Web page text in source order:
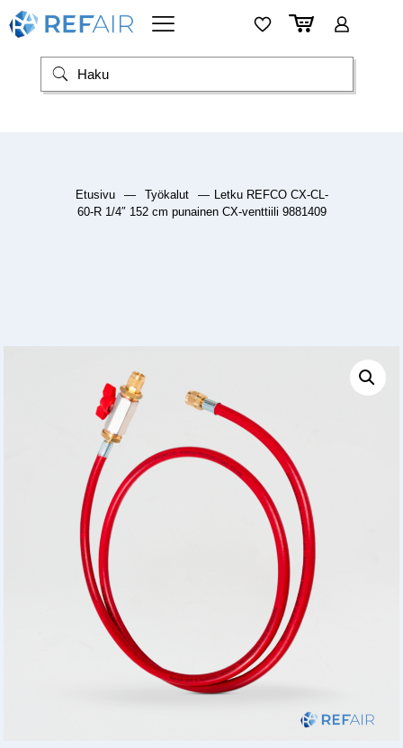
Etusivu — Työkalut — Letku REFCO CX-CL-
60-R 1/4″ 152 cm punainen CX-venttiili 9881409